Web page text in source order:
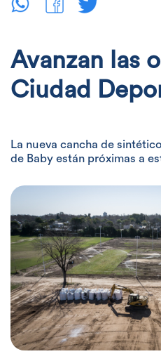
EL CLUB
Avanzan las
Ciudad
La nueva cancha de
de Baby están próximas a